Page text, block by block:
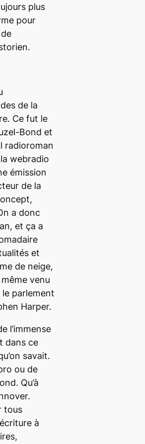
plus
pour
de la
Ce fut le
Bond et
radioroman
webradio
émission
de la
a donc
et ça a
et
de neige,
venu
parlement
Harper.
l’immense
dans ce
savait.
ou de
Qu’à
tous
à